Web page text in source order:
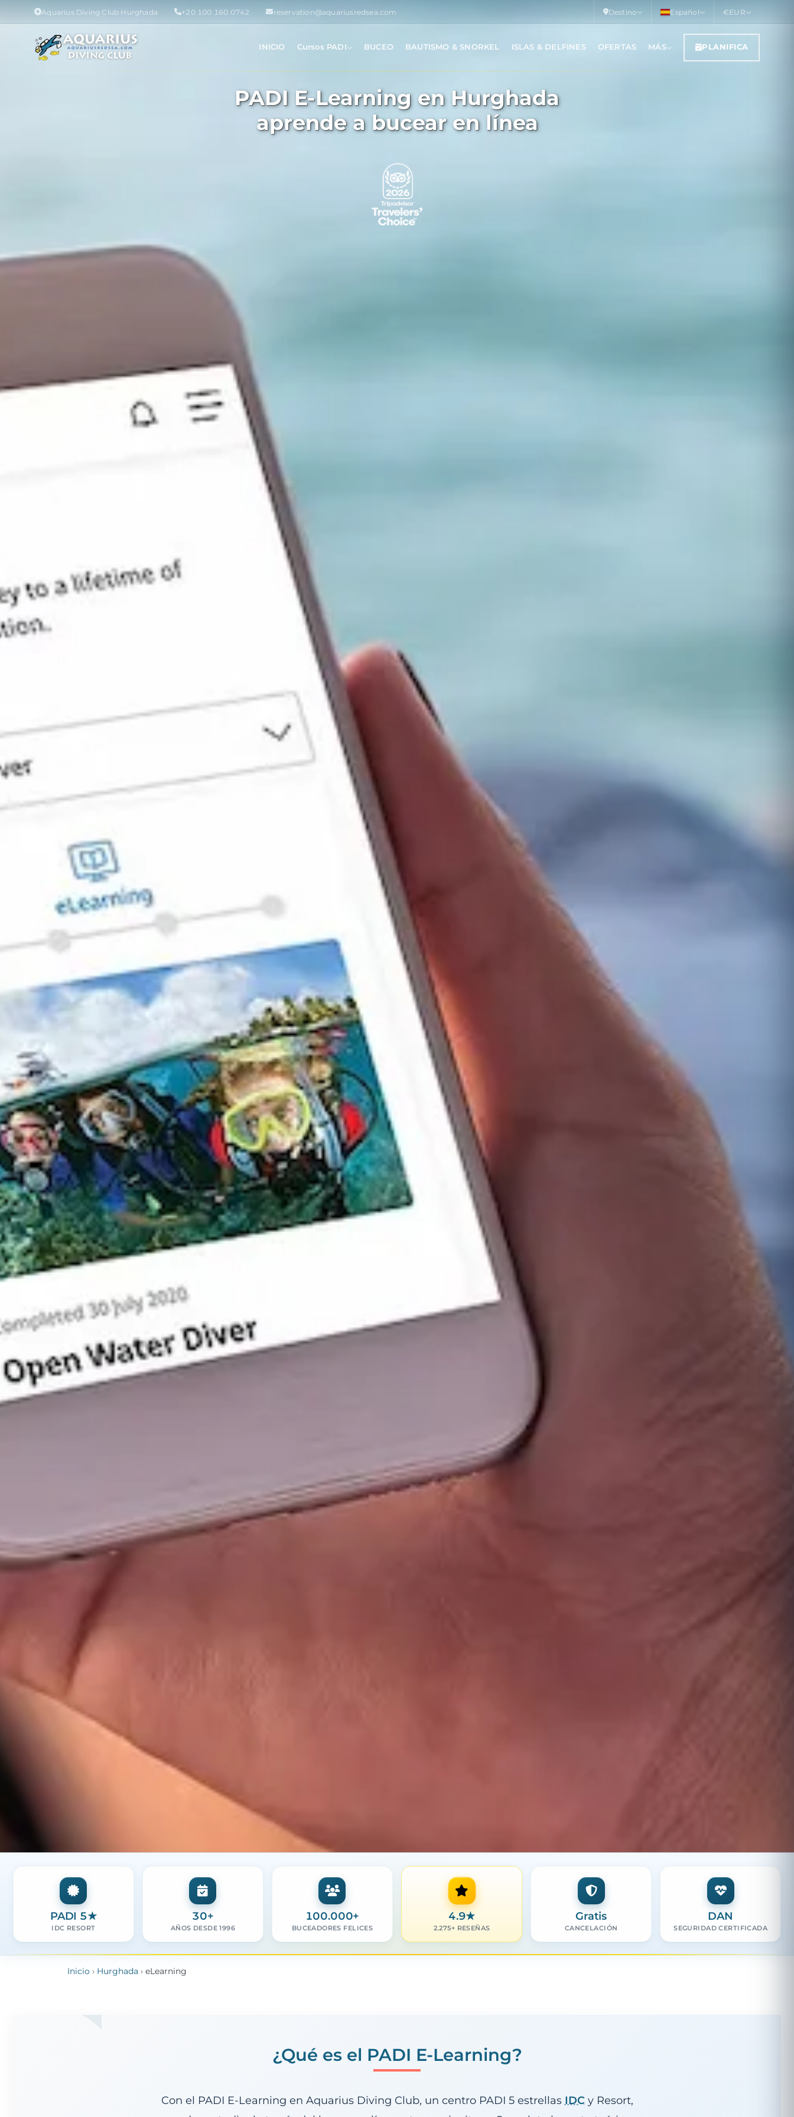
Aquarius Diving Club Hurghada +20 100 160 0742 reservation@aquariusredsea.com Destino Español €EUR
INICIO Cursos PADI BUCEO BAUTISMO & SNORKEL ISLAS & DELFINES OFERTAS MÁS PLANIFICA
PADI E-Learning en Hurghada
aprende a bucear en línea
PADI 5★
IDC RESORT
30+
AÑOS DESDE 1996
100.000+
BUCEADORES FELICES
4.9★
2.275+ RESEÑAS
Gratis
CANCELACIÓN
DAN
SEGURIDAD CERTIFICADA
Inicio › Hurghada › eLearning
¿Qué es el PADI E-Learning?
Con el PADI E-Learning en Aquarius Diving Club, un centro PADI 5 estrellas IDCy Resort,